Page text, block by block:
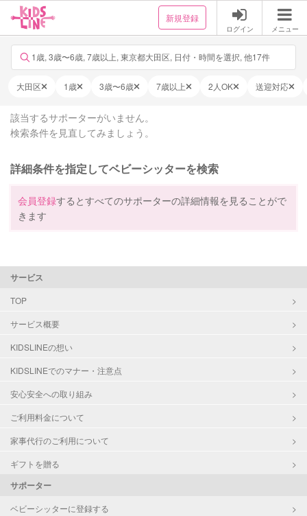
新規登録
ログイン メニュー
1歳, 3歳〜6歳, 7歳以上, 東京都大田区, 日付・時間を選択, 他17件
大田区 1歳 3歳〜6歳 7歳以上 2人OK 送迎対応
該当するサポーターがいません。
検索条件を見直してみましょう。
詳細条件を指定してベビーシッターを検索
会員登録するとすべてのサポーターの詳細情報を見ることがで
きます
サービス
TOP
サービス概要
KIDSLINEの想い
KIDSLINEでのマナー・注意点
安心安全への取り組み
ご利用料金について
家事代行のご利用について
ギフトを贈る
サポーター
ベビーシッターに登録する